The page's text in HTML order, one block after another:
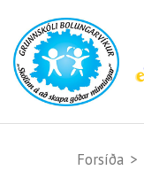
Forsíða >